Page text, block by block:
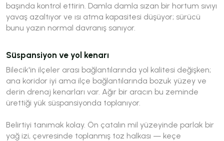
başında kontrol ettirin. Damla damla sızan bir hortum sıvıyı
yavaş azaltıyor ve ısı atma kapasitesi düşüyor; sürücü
bunu yazın normal davranış sanıyor.
Süspansiyon ve yol kenarı
Bilecik'in ilçeler arası bağlantılarında yol kalitesi değişken;
ana koridor iyi ama ilçe bağlantılarında bozuk yüzey ve
derin drenaj kenarları var. Ağır bir aracın bu zeminde
ürettiği yük süspansiyonda toplanıyor.
Belirtiyi tanımak kolay. Ön çatalın mil yüzeyinde parlak bir
yağ izi, çevresinde toplanmış toz halkası — keçe